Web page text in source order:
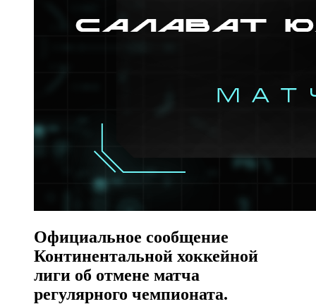
Официальное сообщение
Континентальной хоккейной
лиги об отмене матча
регулярного чемпионата.